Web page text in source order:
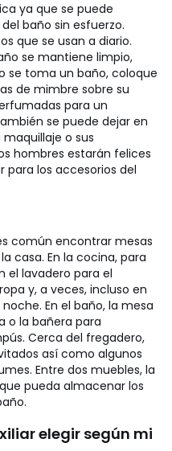
ya que se puede
baño sin esfuerzo.
que se usan a diario.
se mantiene limpio,
se toma un baño, coloque
de mimbre sobre su
para un
se puede dejar en
o sus
hombres estarán felices
para los accesorios del
común encontrar mesas
casa. En la cocina, para
el lavadero para el
y, a veces, incluso en
En el baño, la mesa
o la bañera para
Cerca del fregadero,
así como algunos
Entre dos muebles, la
pueda almacenar los
elegir según mi